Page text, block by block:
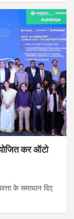
कर ऑटो
के समाधान दिए